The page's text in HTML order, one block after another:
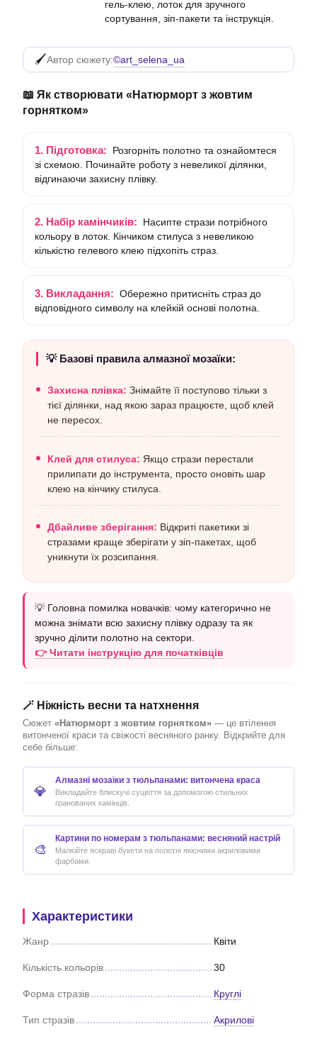
гель-клею, лоток для зручного
сортування, зіп-пакети та інструкція.
Автор сюжету:©art_selena_ua
📖 Як створювати «Натюрморт з жовтим
горнятком»
1. Підготовка:
Розгорніть полотно та ознайомтеся
зі схемою. Починайте роботу з невеликої ділянки,
відгинаючи захисну плівку.
2. Набір камінчиків:
Насипте стрази потрібного
кольору в лоток. Кінчиком стилуса з невеликою
кількістю гелевого клею підхопіть страз.
3. Викладання: Обережно притисніть страз до
відповідного символу на клейкій основі полотна.
💡 Базові правила алмазної мозаїки:
Захисна плівка: Знімайте її поступово тільки з
тієї ділянки, над якою зараз працюєте, щоб клей
не пересох.
Клей для стилуса: Якщо стрази перестали
прилипати до інструмента, просто оновіть шар
клею на кінчику стилуса.
Дбайливе зберігання: Відкриті пакетики зі
стразами краще зберігати у зіп-пакетах, щоб
уникнути їх розсипання.
💡 Головна помилка новачків: чому категорично не
можна знімати всю захисну плівку одразу та як
зручно ділити полотно на сектори.
👉 Читати інструкцію для початківців
🪄 Ніжність весни та натхнення
Сюжет «Натюрморт з жовтим горнятком» — це втілення
витонченої краси та свіжості весняного ранку. Відкрийте для
себе більше:
💎
Алмазні мозаїки з тюльпанами: витончена краса
Викладайте блискучі суцвіття за допомогою стильних
гранованих камінців.
🎨
Картини по номерам з тюльпанами: весняний настрій
Малюйте яскраві букети на полотні якісними акриловими
фарбами.
Характеристики
Жанр Квіти
Кількість кольорів 30
Форма стразів Круглі
Тип стразів Акрилові